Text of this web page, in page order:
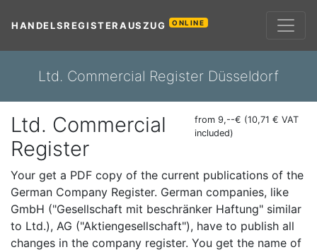
HANDELSREGISTERAUSZUG ONLINE
Ltd. Commercial Register Düsseldorf
Ltd. Commercial
Register
from 9,--€ (10,71 € VAT
included)
Your get a PDF copy of the current publications of the
German Company Register. German companies, like
GmbH ("Gesellschaft mit beschränker Haftung" similar
to Ltd.), AG ("Aktiengesellschaft"), have to publish all
changes in the company register. You get the name of